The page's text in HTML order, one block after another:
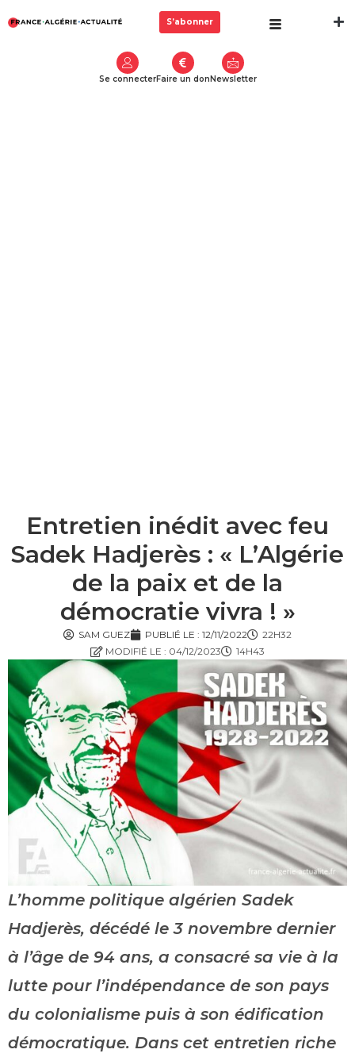
S’abonner
Se connecterFaire un donNewsletter
Entretien inédit avec feu
Sadek Hadjerès : « L’Algérie
de la paix et de la
démocratie vivra ! »
SAM GUEZ PUBLIÉ LE : 12/11/2022
22H32
MODIFIÉ LE : 04/12/2023
14H43
L’homme politique algérien Sadek
Hadjerès, décédé le 3 novembre dernier
à l’âge de 94 ans, a consacré sa vie à la
lutte pour l’indépendance de son pays
du colonialisme puis à son édification
démocratique. Dans cet entretien riche